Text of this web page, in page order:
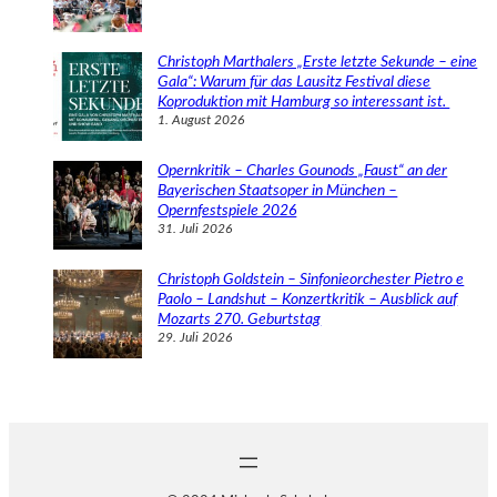
Christoph Marthalers „Erste letzte Sekunde – eine
Gala“: Warum für das Lausitz Festival diese
Koproduktion mit Hamburg so interessant ist.
1. August 2026
Opernkritik – Charles Gounods „Faust“ an der
Bayerischen Staatsoper in München –
Opernfestspiele 2026
31. Juli 2026
Christoph Goldstein – Sinfonieorchester Pietro e
Paolo – Landshut – Konzertkritik – Ausblick auf
Mozarts 270. Geburtstag
29. Juli 2026